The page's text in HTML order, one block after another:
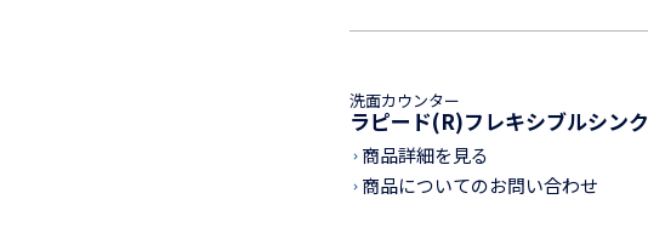
洗面カウンター
ラピード(R)フレキシブルシンク
keyboard_arrow_right 商品詳細を見る
keyboard_arrow_right 商品についてのお問い合わせ